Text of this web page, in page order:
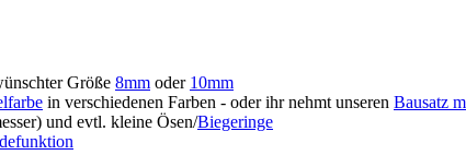
Größe 8mm oder 10mm
in verschiedenen Farben - oder ihr nehmt unseren Bausatz
und evtl. kleine Ösen/Biegeringe